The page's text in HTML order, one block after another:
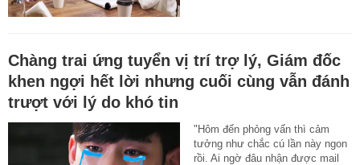
Chàng trai ứng tuyển vị trí trợ lý, Giám đốc
khen ngợi hết lời nhưng cuối cùng vẫn đánh
trượt với lý do khó tin
"Hôm đến phỏng vấn thì cảm
tưởng như chắc cú lần này ngon
rồi. Ai ngờ đâu nhận được mail